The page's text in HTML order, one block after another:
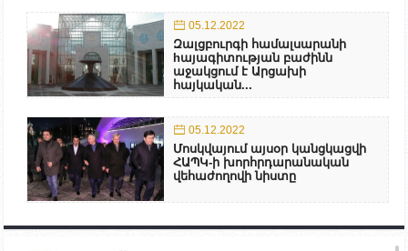
05.12.2022
Զալցբուրգի համալսարանի
hայագիտության բաժինն
աջակցում է Արցախի
հայկական...
05.12.2022
Մոսկվայում այսօր կանցկացվի
ՀԱՊԿ-ի խորհրդարանական
վեհաժողովի նիստը